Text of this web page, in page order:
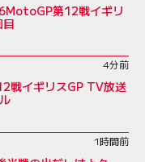
第12戦イギリ
4分前
戦イギリスGP TV放送
1時間前